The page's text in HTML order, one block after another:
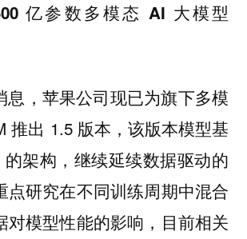
亿参数多模态 AI 大模型
息，苹果公司现已为旗下多模
推出 1.5 版本，该版本模型基
架构，继续延续数据驱动的
点研究在不同训练周期中混合
对模型性能的影响，目前相关